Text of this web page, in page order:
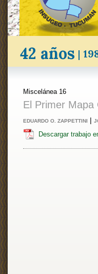
42 años |
Miscelánea 16
El Primer Mapa
EDUARDO O. ZAPPETTINI |
Descargar trabajo